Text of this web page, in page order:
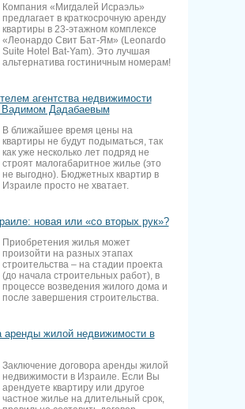
Компания «Мигдалей Исраэль»
предлагает в краткосрочную аренду
квартиры в 23-этажном комплексе
«Леонардо Свит Бат-Ям» (Leonardo
Suite Hotel Bat-Yam). Это лучшая
альтернатива гостиничным номерам!
агентства недвижимости
Вадимом Дадабаевым
В ближайшее время цены на
квартиры не будут подыматься, так
как уже несколько лет подряд не
строят малогабаритное жилье (это
не выгодно). Бюджетных квартир в
Израиле просто не хватает.
новая или «со вторых рук»?
Приобретения жилья может
произойти на разных этапах
строительства – на стадии проекта
(до начала строительных работ), в
процессе возведения жилого дома и
после завершения строительства.
аренды жилой недвижимости в
Заключение договора аренды жилой
недвижимости в Израиле. Если Вы
арендуете квартиру или другое
частное жилье на длительный срок,